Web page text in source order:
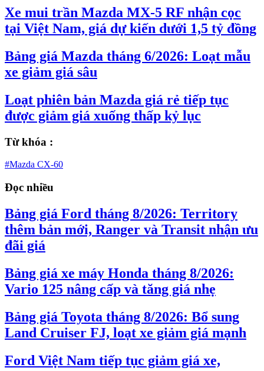
Xe mui trần Mazda MX-5 RF nhận cọc
tại Việt Nam, giá dự kiến dưới 1,5 tỷ đồng
Bảng giá Mazda tháng 6/2026: Loạt mẫu
xe giảm giá sâu
Loạt phiên bản Mazda giá rẻ tiếp tục
được giảm giá xuống thấp kỷ lục
Từ khóa :
#Mazda CX-60
Đọc nhiều
Bảng giá Ford tháng 8/2026: Territory
thêm bản mới, Ranger và Transit nhận ưu
đãi giá
Bảng giá xe máy Honda tháng 8/2026:
Vario 125 nâng cấp và tăng giá nhẹ
Bảng giá Toyota tháng 8/2026: Bổ sung
Land Cruiser FJ, loạt xe giảm giá mạnh
Ford Việt Nam tiếp tục giảm giá xe,